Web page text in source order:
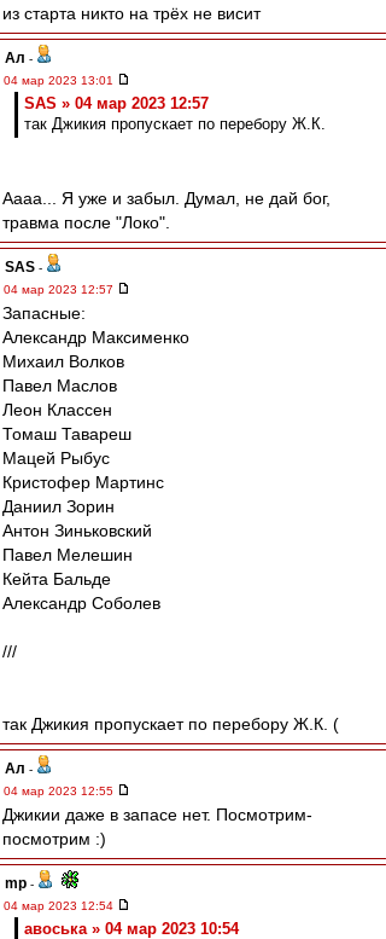
из старта никто на трёх не висит
Ал -
04 мар 2023 13:01
SAS » 04 мар 2023 12:57
так Джикия пропускает по перебору Ж.К.
Аааа... Я уже и забыл. Думал, не дай бог,
травма после "Локо".
SAS -
04 мар 2023 12:57
Запасные:
Александр Максименко
Михаил Волков
Павел Маслов
Леон Классен
Томаш Тавареш
Мацей Рыбус
Кристофер Мартинс
Даниил Зорин
Антон Зиньковский
Павел Мелешин
Кейта Бальде
Александр Соболев
///
так Джикия пропускает по перебору Ж.К. (
Ал -
04 мар 2023 12:55
Джикии даже в запасе нет. Посмотрим-
посмотрим :)
mp -
04 мар 2023 12:54
авоська » 04 мар 2023 10:54